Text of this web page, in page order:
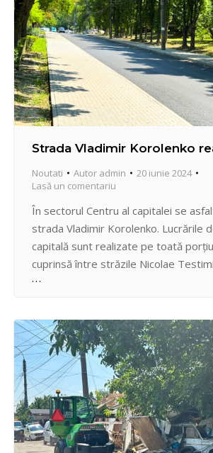
Strada Vladimir Korolenko
Noutati Autor admin
20 iunie 2024
Lasă un comentariu
În sectorul Centru al capitalei se
strada Vladimir Korolenko. Lucrările
capitală sunt realizate pe toată
cuprinsă între străzile Nicolae
Gheorghe Asachi. Reabilitarea a
asfaltic uzat, crearea sistemului de
montarea receptoarele de captare